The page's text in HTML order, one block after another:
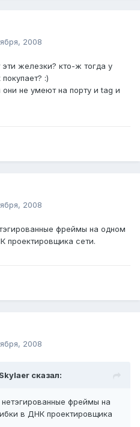
2008
железки? кто-ж тогда у
:)
не умеют на порту и tag и
2008
фреймы на одном
проектировщика сети.
2008
сказал:
фреймы на
в ДНК проектировщика